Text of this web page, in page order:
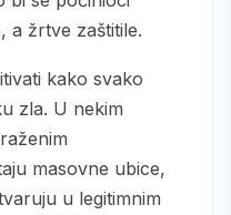
a žrtve zaštitile.
zla. U nekim
masovne ubice,
u legitimnim